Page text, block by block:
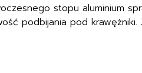
stopu aluminium
podbijania pod krawężniki.